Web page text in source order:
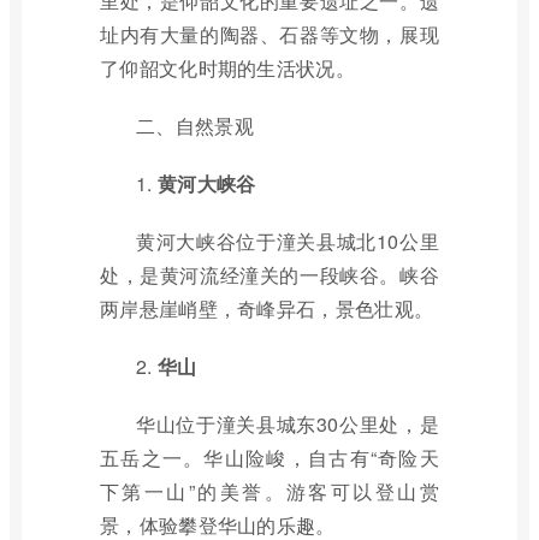
址内有大量的陶器、石器等文物，展现
了仰韶文化时期的生活状况。
二、自然景观
1. 黄河大峡谷
黄河大峡谷位于潼关县城北10公里
处，是黄河流经潼关的一段峡谷。峡谷
两岸悬崖峭壁，奇峰异石，景色壮观。
2. 华山
华山位于潼关县城东30公里处，是
五岳之一。华山险峻，自古有“奇险天
下第一山”的美誉。游客可以登山赏
景，体验攀登华山的乐趣。